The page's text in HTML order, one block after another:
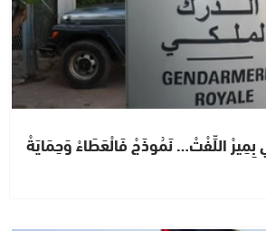
بِمِيرْ اللِّفْتْ… نَمُوذَجْ فَالْعَطَاءْ وَحِمَايَةْ